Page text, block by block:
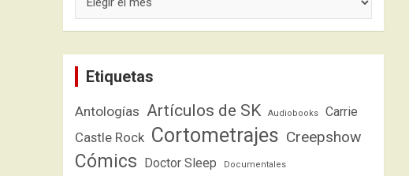
Etiquetas
Antologías Artículos de SK Audiobooks Carrie
Castle Rock Cortometrajes Creepshow
Cómics Doctor Sleep Documentales